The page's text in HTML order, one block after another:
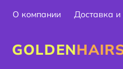
О компании Доставка и
GOLDEN